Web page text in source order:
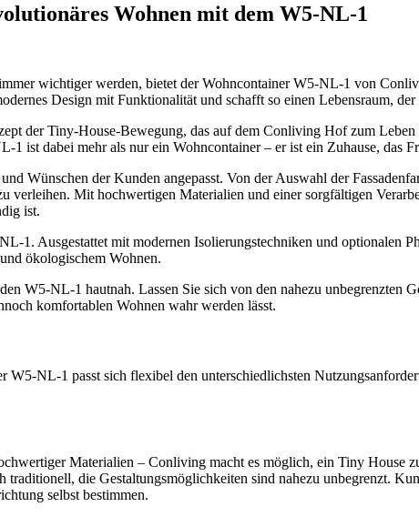
Wohnen mit dem W5-NL-1
wichtiger werden, bietet der Wohncontainer W5-NL-1 von
Design mit Funktionalität und schafft so einen Lebensraum,
der Tiny-House-Bewegung, das auf dem Conliving Hof zum
ist dabei mehr als nur ein Wohncontainer – er ist ein Zuhause, das
Wünschen der Kunden angepasst. Von der Auswahl der
verleihen. Mit hochwertigen Materialien und einer sorgfältigen
ist.
1. Ausgestattet mit modernen Isolierungstechniken und optionalen
ökologischem Wohnen.
W5-NL-1 hautnah. Lassen Sie sich von den nahezu unbegrenzten
komfortablen Wohnen wahr werden lässt.
W5-NL-1 passt sich flexibel den unterschiedlichsten
Materialien – Conliving macht es möglich, ein Tiny House
die Gestaltungsmöglichkeiten sind nahezu unbegrenzt.
selbst bestimmen.